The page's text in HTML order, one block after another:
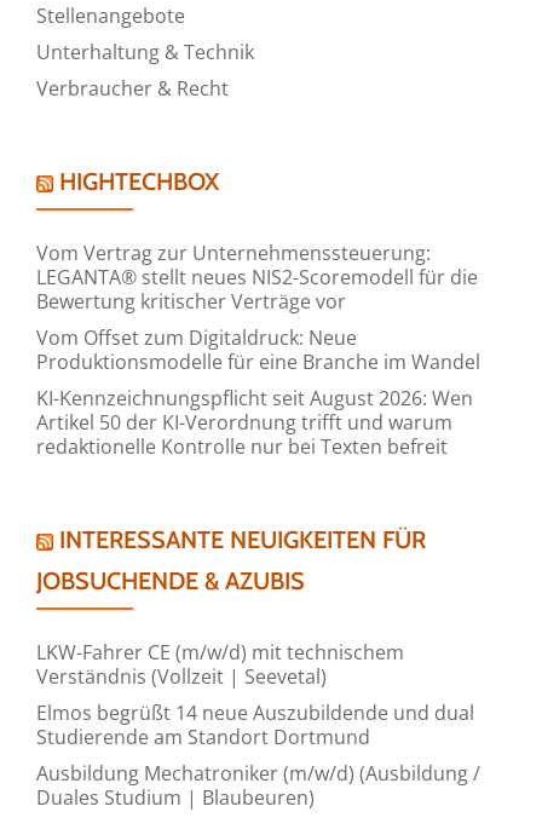
Stellenangebote
Unterhaltung & Technik
Verbraucher & Recht
HIGHTECHBOX
Vom Vertrag zur Unternehmenssteuerung:
LEGANTA® stellt neues NIS2-Scoremodell für die
Bewertung kritischer Verträge vor
Vom Offset zum Digitaldruck: Neue
Produktionsmodelle für eine Branche im Wandel
KI-Kennzeichnungspflicht seit August 2026: Wen
Artikel 50 der KI-Verordnung trifft und warum
redaktionelle Kontrolle nur bei Texten befreit
INTERESSANTE NEUIGKEITEN FÜR
JOBSUCHENDE & AZUBIS
LKW-Fahrer CE (m/w/d) mit technischem
Verständnis (Vollzeit | Seevetal)
Elmos begrüßt 14 neue Auszubildende und dual
Studierende am Standort Dortmund
Ausbildung Mechatroniker (m/w/d) (Ausbildung /
Duales Studium | Blaubeuren)